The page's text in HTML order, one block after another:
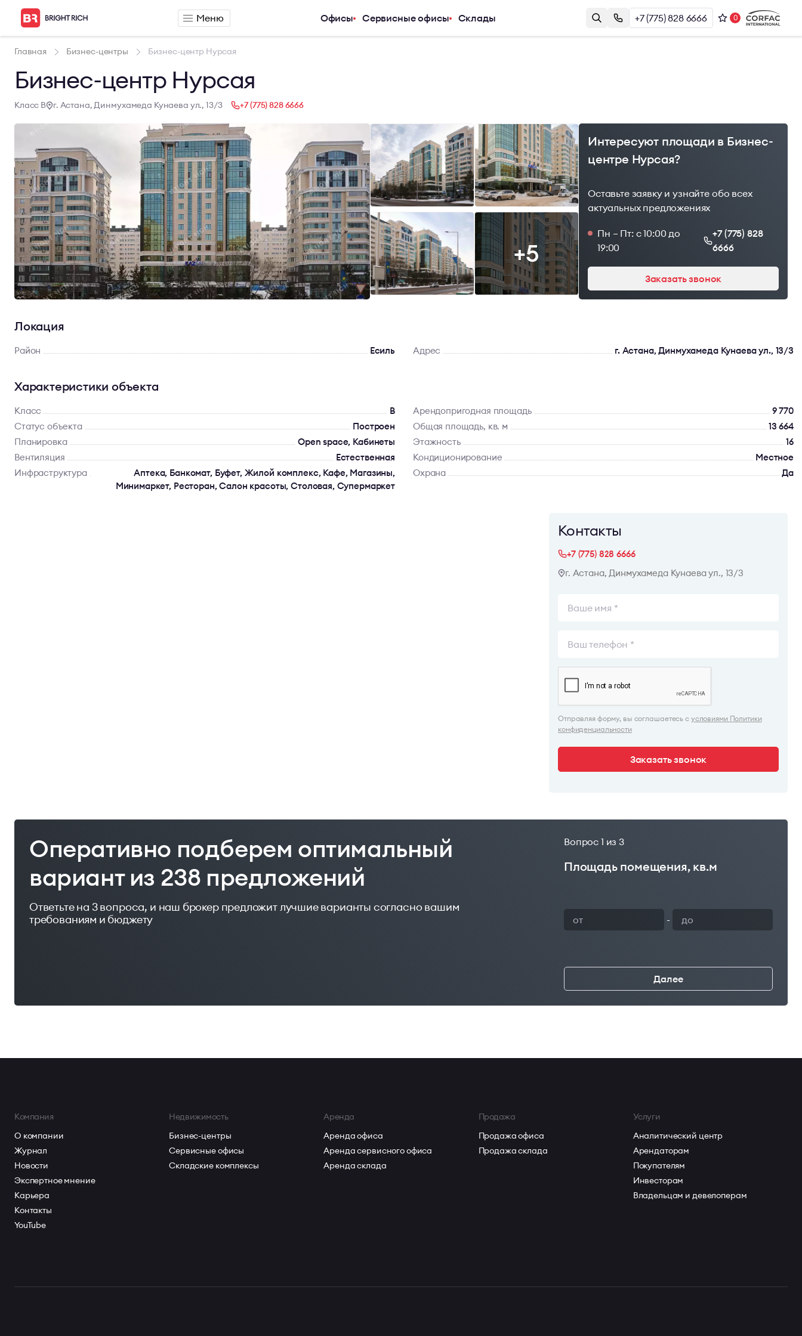
Меню Офисы Сервисные офисы Склады +7 (775) 828 6666 0
Главная Бизнес-центры Бизнес-центр Нурсая
Бизнес-центр Нурсая
Класс B г. Астана, Динмухамеда Кунаева ул., 13/3 +7 (775) 828 6666
+5
Интересуют площади в Бизнес-
центре Нурсая?
Оставьте заявку и узнайте обо всех
актуальных предложениях
Пн – Пт: с 10:00 до
19:00
+7 (775) 828
6666
Заказать звонок
Локация
Район Есиль Адрес г. Астана, Динмухамеда Кунаева ул., 13/3
Характеристики объекта
Класс B Арендопригодная площадь
9 770
Статус объекта
Построен Общая площадь, кв. м
13 664
Планировка
Open space, Кабинеты Этажность
16
Вентиляция
Естественная Кондиционирование
Местное
Инфраструктура
Аптека, Банкомат, Буфет, Жилой комплекс, Кафе, Магазины,
Минимаркет, Ресторан, Салон красоты, Столовая, Супермаркет
Охрана Да
Контакты
+7 (775) 828 6666
г. Астана, Динмухамеда Кунаева ул., 13/3
Отправляя форму, вы соглашаетесь с условиями Политики
конфиденциальности
Заказать звонок
Оперативно подберем оптимальный
вариант из 238 предложений
Ответьте на 3 вопроса, и наш брокер предложит лучшие варианты согласно вашим
требованиям и бюджету
Вопрос 1 из 3
Площадь помещения, кв.м
-
Далее
Компания
О компании
Журнал
Новости
Экспертное мнение
Карьера
Контакты
YouTube
Недвижимость
Бизнес-центры
Сервисные офисы
Складские комплексы
Аренда
Аренда офиса
Аренда сервисного офиса
Аренда склада
Продажа
Продажа офиса
Продажа склада
Услуги
Аналитический центр
Арендаторам
Покупателям
Инвесторам
Владельцам и девелоперам
Аренда
Аренда офиса
Аренда сервисного офиса
Продажа
Продажа офиса
Продажа склада
Услуги
Владельцам и девелоперам
Компания
Карьера
Контакты
Контакты